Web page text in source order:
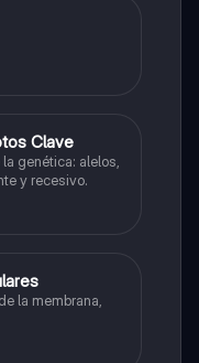
Clave
genética: alelos,
y recesivo.
la membrana,